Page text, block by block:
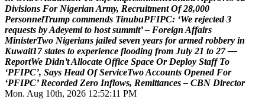
Divisions For Nigerian Army, Recruitment Of 28,000
PersonnelTrump commends TinubuPFIPC: ‘We rejected 3
requests byAdeyemi to host summit’ – Foreign Affairs
MinisterTwo Nigerians jailed seven years for armed robbery in
Kuwait17 states to experience flooding from July 21 to 27 —
ReportWe Didn’tAllocate Office Space Or Deploy Staff To
‘PFIPC’, Says Head Of ServiceTwoAccounts Opened For
‘PFIPC’ Recorded Zero Inflows, Remittances – CBN Director
Mon. Aug 10th, 2026 12:52:12 PM